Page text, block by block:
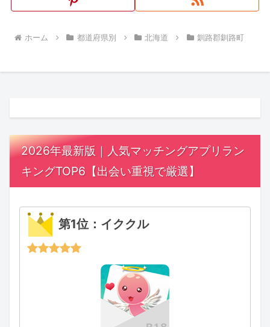
ホーム 都道府県別 北海道 釧路郡釧路町
2026年最新版｜人気マッチングアプリラン
キングTOP6【出会い重視で厳選】
第1位：イククル